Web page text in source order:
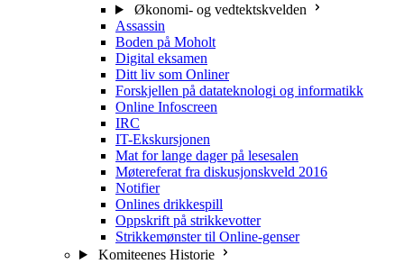
Økonomi- og vedtektskvelden
Assassin
Boden på Moholt
Digital eksamen
Ditt liv som Onliner
Forskjellen på datateknologi og informatikk
Online Infoscreen
IRC
IT-Ekskursjonen
Mat for lange dager på lesesalen
Møtereferat fra diskusjonskveld 2016
Notifier
Onlines drikkespill
Oppskrift på strikkevotter
Strikkemønster til Online-genser
Komiteenes Historie